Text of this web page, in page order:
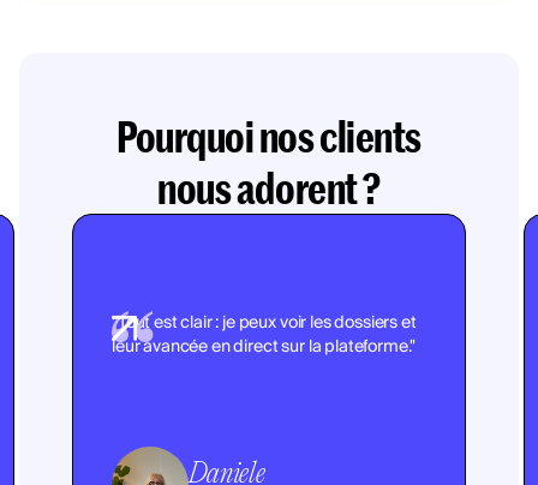
Pourquoi nos clients
nous adorent ?
"Tout est clair : je peux voir les dossiers et
leur avancée en direct sur la plateforme."
Daniele